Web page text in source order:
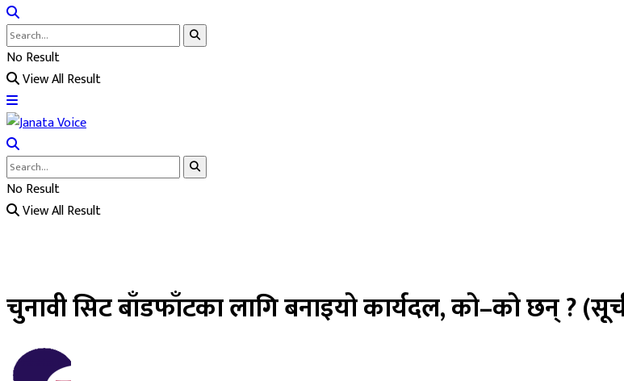
No Result
View All Result
No Result
View All Result
चुनावी सिट बाँडफाँटका लागि बनाइयो कार्यदल, को–को छन् ?